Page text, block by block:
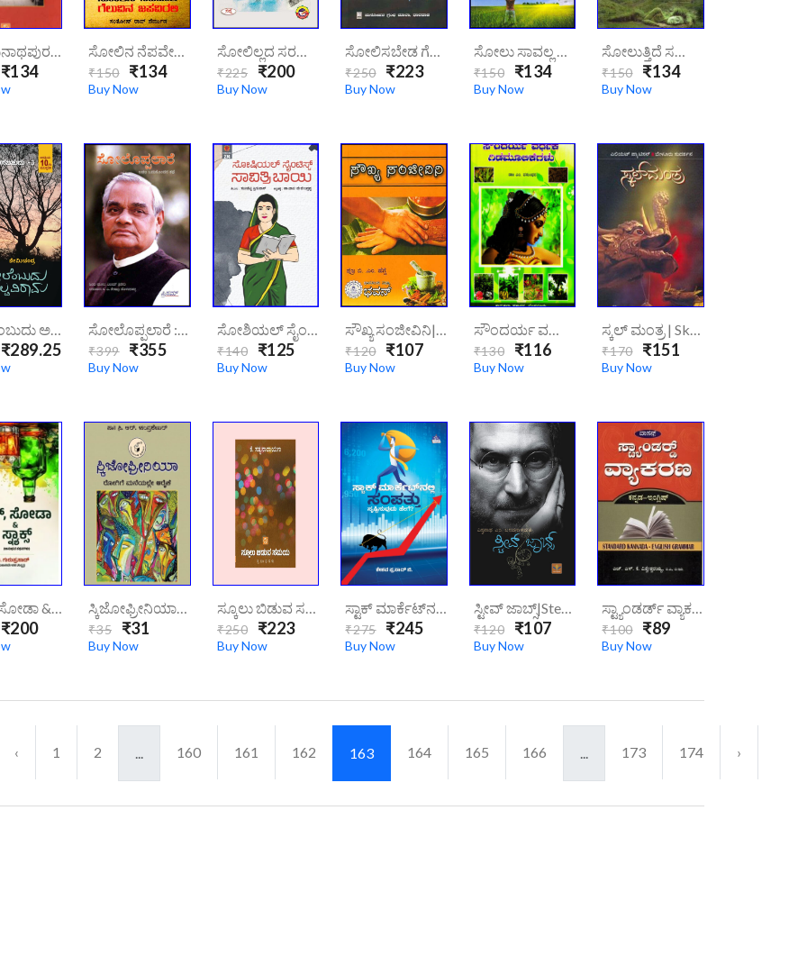
ಸೋಮನಾಥಪುರ | Somanadhapura
₹134
ಸೋಲಿನ ನೆಪವೇಕೆ ಗೆಲುವಿನ ಜಪವಿರಲಿ | Solina Nepaveke Gelavina Japavirali
₹150₹134
Buy Now
ಸೋಲಿಲ್ಲದ ಸರದಾರರು | Solilladha Saradararu
₹225 ₹200
Buy Now
ಸೋಲಿಸಬೇಡ ಗೆಲಿಸಯ್ಯ| Solisabeda-Gelisayya/
₹250₹223
Buy Now
ಸೋಲು ಸಾವಲ್ಲ ಗೆಲುವು ಸುಖವಲ್ಲ | Soluu Savella Gelavu Sukavela
₹150 ₹134
Buy Now
ಸೋಲುತ್ತಿದೆ ಸಹ್ಯಾದ್ರಿ | Soluttide Sahyadri
₹150₹134
Buy Now
ಸೋಲೆಂಬುದು ಅಲ್ಪವಿರಾಮ (ಬದುಕು ಬದಲಿಸಬಹುದು - ಭಾಗ - 3)|Solembudu Alpaviraama (Baduku Badalisabahudu – 3)
₹289.25
ಸೋಲೊಪ್ಪಲಾರೆ : ಅಚಲ ಬದುಕೊಂದರ ಕಥೆ | Soloppalare-Atal-Bihari-Vajpayee
₹399₹355
Buy Now
ಸೋಶಿಯಲ್ ಸೈಂಟಿಸ್ಟ್ ಸಾವಿತ್ರಿ ಬಾಯಿ | Social-Scientist-Savithri-Bai
₹140 ₹125
Buy Now
ಸೌಖ್ಯ ಸಂಜೀವಿನಿ|soukhya-Sanjeevini/
₹120₹107
Buy Now
ಸೌಂದರ್ಯ ವರ್ಧಕ ಗಿಡಮೂಲಿಕೆಗಳು|Soundharya Vardhaka Gidamulikegalu
₹130 ₹116
Buy Now
ಸ್ಕಲ್ ಮಂತ್ರ | Skull Manthra
₹170₹151
Buy Now
ಸ್ಕಾಚ್, ಸೋಡಾ & ಸ್ನ್ಯಾಕ್ಸ್| Scotch Soda & Snacksanubhava Kathanagalu
₹200
ಸ್ಕಿಜೋಫ್ರೀನಿಯಾ|Schizophrenia
₹35 ₹31
Buy Now
ಸ್ಕೂಲು ಬಿಡುವ ಸಮಯ | Schoolu Biduva Samaya
₹250 ₹223
Buy Now
ಸ್ಟಾಕ್ ಮಾರ್ಕೆಟ್‌ನಲ್ಲಿ ಸಂಪತ್ತು ಸೃಷ್ಟಿಸುವುದು ಹೇಗೆ? | Stock Marketnalli Sampattu Srushtisuvudu Hege ?
₹275₹245
Buy Now
ಸ್ಟೀವ್ ಜಾಬ್ಸ್|steve-Jobssss
₹120 ₹107
Buy Now
ಸ್ಟ್ಯಾಂಡರ್ಡ್ ವ್ಯಾಕರಣ | Styandard Vyakarana
₹100₹89
Buy Now
‹ 1 2 ... 160 161 162 163 164 165 166 ... 173 174 ›